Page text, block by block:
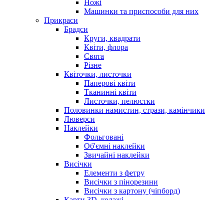
Ножі
Машинки та приспособи для них
Прикраси
Брадси
Круги, квадрати
Квіти, флора
Свята
Різне
Квіточки, листочки
Паперові квіти
Тканинні квіти
Листочки, пелюстки
Половинки намистин, стрази, камінчики
Люверси
Наклейки
Фольговані
Об'ємні наклейки
Звичайні наклейки
Висічки
Елементи з фетру
Висічки з пінорезини
Висічки з картону (чіпборд)